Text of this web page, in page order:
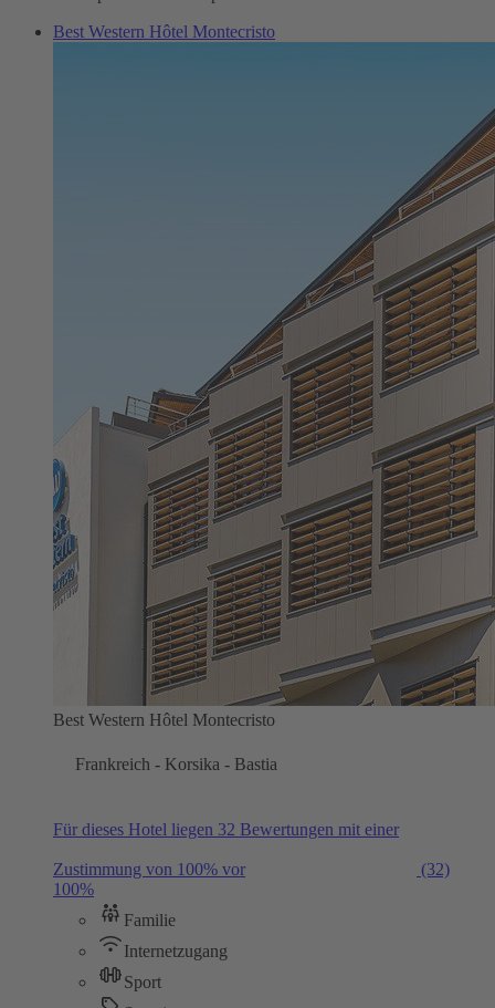
Best Western Hôtel Montecristo
Best Western Hôtel Montecristo
Frankreich - Korsika - Bastia
Für dieses Hotel liegen 32 Bewertungen mit einer
Zustimmung von 100% vor
(32)
100%
Familie
Internetzugang
Sport